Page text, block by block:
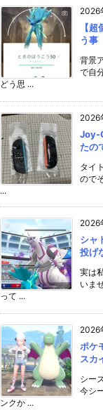
2026
【
う事
背景
で自
どう思 ...
2026
Joy-
たの
タイ
ので
...
2026
シャ
投げ
実は
いま
って ...
2026
ポケ
スカ
シー
今シ
ンクか ...